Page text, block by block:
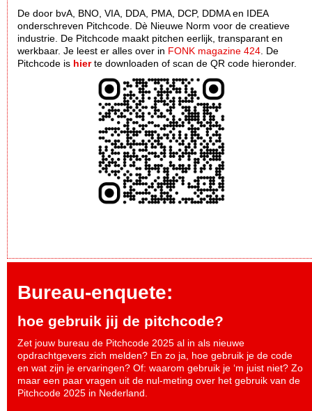
De door bvA, BNO, VIA, DDA, PMA, DCP, DDMA en IDEA
onderschreven Pitchcode. Dè Nieuwe Norm voor de creatieve
industrie. De Pitchcode maakt pitchen eerlijk, transparant en
werkbaar. Je leest er alles over in FONK magazine 424 . De
Pitchcode is hierte downloaden of scan de QR code hieronder.
Bureau-enquete:
hoe gebruik jij de pitchcode?
Zet jouw bureau de Pitchcode 2025 al in als nieuwe
opdrachtgevers zich melden? En zo ja, hoe gebruik je de code
en wat zijn je ervaringen? Of: waarom gebruik je ‘m juist niet? Zo
maar een paar vragen uit de nul-meting over het gebruik van de
Pitchcode 2025 in Nederland.